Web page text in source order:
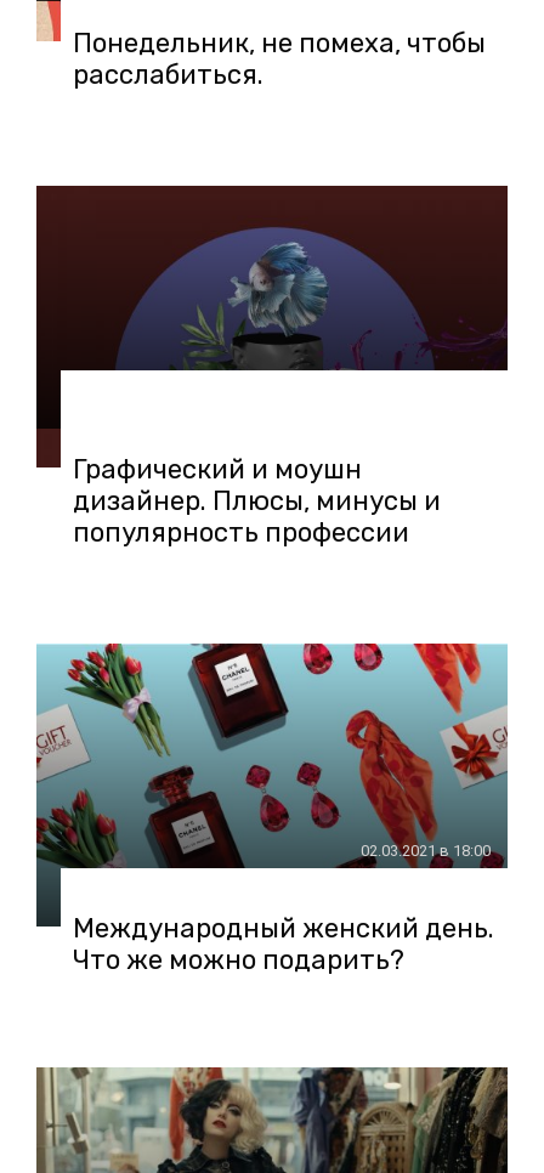
Понедельник, не помеха, чтобы
расслабиться.
Графический и моушн
дизайнер. Плюсы, минусы и
популярность профессии
02.03.2021 в 18:00
Международный женский день.
Что же можно подарить?